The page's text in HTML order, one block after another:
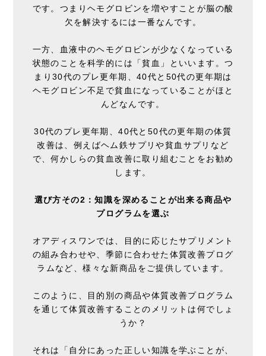
です。つまりヘモグロビンを増やすことが脳の酸
欠を解決するには一番なんです。
一方、血液中のヘモグロビンが少なくなっている
状態のことを科学的には「貧血」といいます。つ
まり30代のプレ更年期、40代と50代の更年期は
ヘモグロビン不足で貧血になっていることがほと
んどなんです。
30代のプレ更年期、40代と50代の更年期の体質
改善は、例えばヘム鉄サプリや貧血サプリなど
で、何かしらの貧血改善に取り組むことをお勧め
します。
選び方その2：知識を深めることが出来る商品や
プログラムを選ぶ
オアディスワンでは、目的に応じたサプリメント
の組み合わせや、季節に合わせた体質改善プログ
ラムなど、様々な新商品をご提供しています。
このように、目的別の商品や体質改善プログラム
を通じて体質改善することのメリットは何でしょ
うか？
それは「自分にあった正しい知識を学ぶことが、